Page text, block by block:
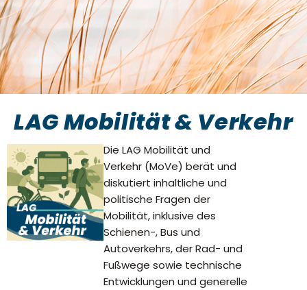
LAG Mobilität & Verkehr
Die LAG Mobilität und
Verkehr (MoVe) berät und
diskutiert inhaltliche und
politische Fragen der
Mobilität, inklusive des
Schienen-, Bus und
Autoverkehrs, der Rad- und
Fußwege sowie technische
Entwicklungen und generelle